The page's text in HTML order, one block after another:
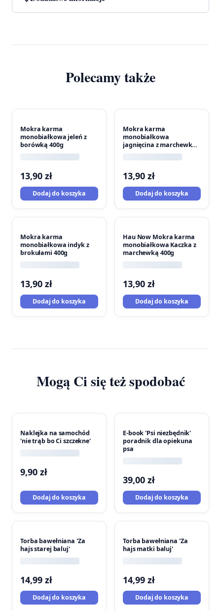
Polecamy także
Mokra karma
monobiałkowa jeleń z
borówką 400g
13,90 zł
Dodaj do koszyka
Mokra karma
monobiałkowa
jagnięcina z marchewką
13,90 zł
Dodaj do koszyka
Mokra karma
monobiałkowa indyk z
brokułami 400g
13,90 zł
Dodaj do koszyka
Hau Now Mokra karma
monobiałkowa Kaczka z
marchewką 400g
13,90 zł
Dodaj do koszyka
Mogą Ci się też spodobać
Naklejka na samochód
'nie trąb bo Ci szczekne'
9,90 zł
Dodaj do koszyka
E-book 'Psi niezbędnik'
poradnik dla opiekuna
psa
39,00 zł
Dodaj do koszyka
Torba bawełniana 'Za
hajs starej baluj'
14,99 zł
Dodaj do koszyka
Torba bawełniana 'Za
hajs matki baluj'
14,99 zł
Dodaj do koszyka